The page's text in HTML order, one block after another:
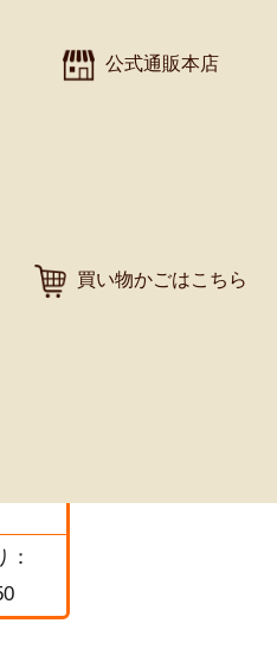
公式通販本店
買い物かごはこちら
：